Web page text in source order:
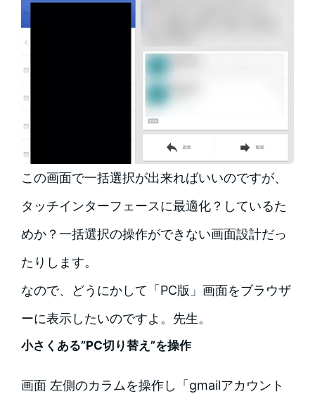
この画面で一括選択が出来ればいいのですが、
タッチインターフェースに最適化？しているた
めか？一括選択の操作ができない画面設計だっ
たりします。
なので、どうにかして「PC版」画面をブラウザ
ーに表示したいのですよ。先生。
小さくある”PC切り替え”を操作
画面 左側のカラムを操作し「gmailアカウント